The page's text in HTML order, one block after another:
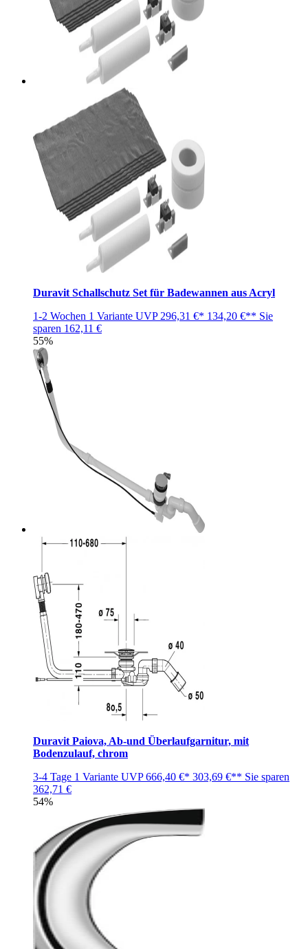
Duravit Schallschutz Set für Badewannen aus Acryl
1-2 Wochen 1 Variante UVP 296,31 €* 134,20 €** Sie
sparen 162,11 €
55%
Duravit Paiova, Ab-und Überlaufgarnitur, mit
Bodenzulauf, chrom
3-4 Tage 1 Variante UVP666,40 €* 303,69 €** Sie sparen
362,71 €
54%